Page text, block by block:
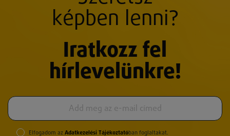
képben lenni?
Iratkozz fel
hírlevelünkre!
Elfogadom az Adatkezelési Tájékoztatóban foglaltakat.